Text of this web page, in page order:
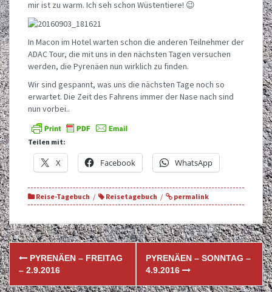
mir ist zu warm. Ich seh schon Wüstentiere! 😉
In Macon im Hotel warten schon die anderen Teilnehmer der
ADAC Tour, die mit uns in den nächsten Tagen versuchen
werden, die Pyrenäen nun wirklich zu finden.
Wir sind gespannt, was uns die nächsten Tage noch so
erwartet. Die Zeit des Fahrens immer der Nase nach sind
nun vorbei..
Teilen mit:
X Facebook WhatsApp
Reise-Tagebuch Reisetagebuch permalink
Post
navigation
PYRENÄEN – FREITAG
– 2.9.2016
PYRENÄEN – SONNTAG –
4.9.2016